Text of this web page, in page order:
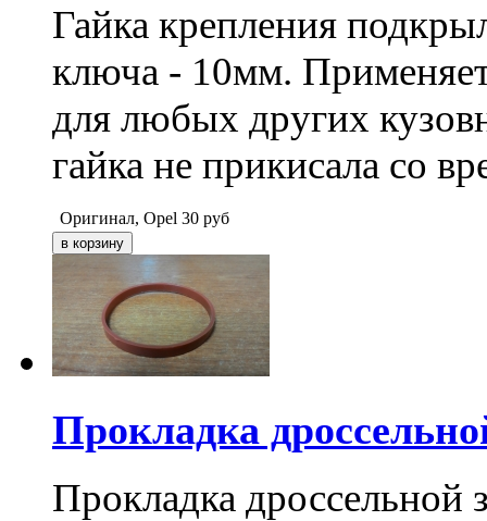
Гайка крепления
ключа - 10мм.
для любых других
гайка не прикисала со
Оригинал, Opel 30 руб
Прокладка
Прокладка дроссельной